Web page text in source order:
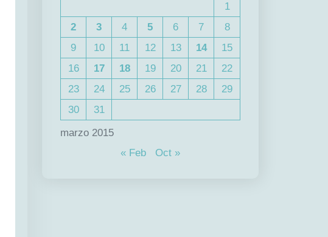
marzo 2015
1
2
3 4 5 6 7
8
9
10 11 12 13 14
15
16
17 18 19 20 21
22
23
24 25 26 27 28
29
30
31
« Feb Oct »